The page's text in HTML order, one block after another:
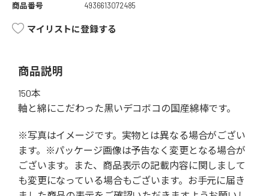
商品番号
4936613072485
マイリストに登録する
商品説明
150本
軸と綿にこだわった黒いデコボコの国産綿棒です。
※写真はイメージです。実物とは異なる場合がござい
ます。※パッケージ画像は予告なく変更となる場合が
ございます。また、商品表示の記載内容に関しまして
も変更になっている場合もございます。お手元に届き